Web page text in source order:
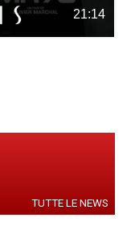
21:14
TUTTE LE NEWS